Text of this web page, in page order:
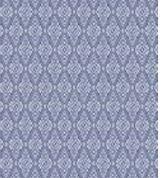
n
B
a
t
i
k
B
e
r
k
u